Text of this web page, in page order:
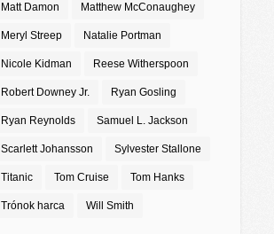
Matt Damon Matthew McConaughey
Meryl Streep Natalie Portman
Nicole Kidman Reese Witherspoon
Robert Downey Jr. Ryan Gosling
Ryan Reynolds Samuel L. Jackson
Scarlett Johansson Sylvester Stallone
Titanic Tom Cruise Tom Hanks
Trónok harca Will Smith